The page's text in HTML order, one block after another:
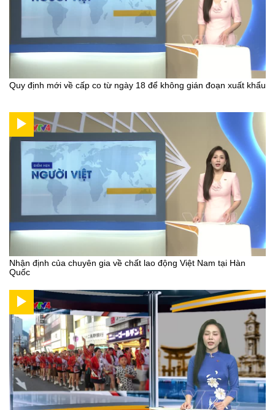
Quy định mới về cấp co từ ngày 18 để không gián đoạn xuất khẩu
Nhận định của chuyên gia về chất lao động Việt Nam tại Hàn
Quốc